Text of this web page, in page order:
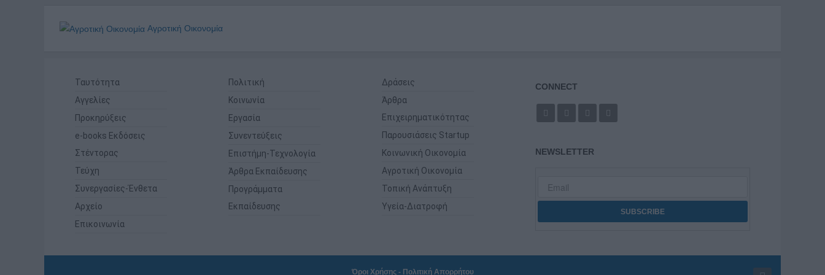
Αγροτική Οικονομία
Ταυτότητα
Αγγελίες
Προκηρύξεις
e-books Εκδόσεις
Στέντορας
Τεύχη
Συνεργασίες-Ένθετα
Αρχείο
Επικοινωνία
Πολιτική
Κοινωνία
Εργασία
Συνεντεύξεις
Επιστήμη-Τεχνολογία
Άρθρα Εκπαίδευσης
Προγράμματα
Εκπαίδευσης
Δράσεις
Άρθρα
Επιχειρηματικότητας
Παρουσιάσεις Startup
Κοινωνική Οικονομία
Αγροτική Οικονομία
Τοπική Ανάπτυξη
Υγεία-Διατροφή
CONNECT
NEWSLETTER
Όροι Χρήσης- Πολιτική Απορρήτου